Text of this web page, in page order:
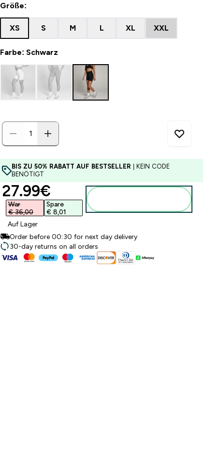
Größe:
XS S M L XL XXL
Farbe: Schwarz
BIS ZU 50% RABATT AUF BESTSELLER | KEIN CODE
BENÖTIGT
discounted price
27.99€‎
War
€ 36,00‎
Spare
€ 8,01‎
Auf Lager
Order before 00:30 for next day delivery
30-day returns on all orders